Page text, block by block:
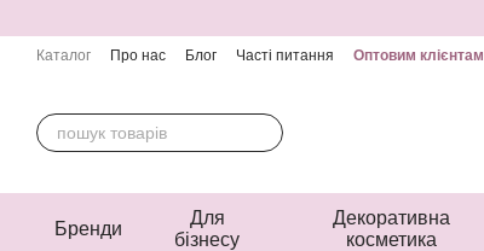
Каталог Про нас Блог Часті питання Оптовим клієнтам
Бренди
Для
бізнесу
Декоративна
косметика